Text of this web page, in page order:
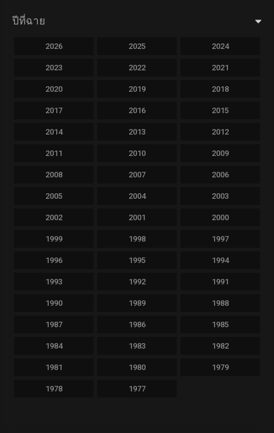
ปีที่ฉาย
2026 2025 2024
2023 2022 2021
2020 2019 2018
2017 2016 2015
2014 2013 2012
2011 2010 2009
2008 2007 2006
2005 2004 2003
2002 2001 2000
1999 1998 1997
1996 1995 1994
1993 1992 1991
1990 1989 1988
1987 1986 1985
1984 1983 1982
1981 1980 1979
1978 1977